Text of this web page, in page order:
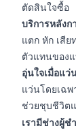
ตัดสินใจซื้อ
บริการหลังก
แตก หัก เสีย
ตัวแทนของ
อุ่นใจเมื่อแว่
แว่นโดยเฉ
ช่วยชุบชีวิต
เรามีช่างผู้